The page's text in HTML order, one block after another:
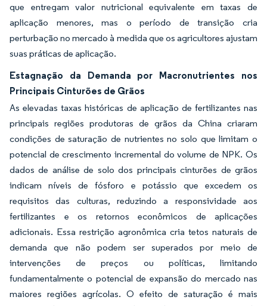
que entregam valor nutricional equivalente em taxas de
aplicação menores, mas o período de transição cria
perturbação no mercado à medida que os agricultores ajustam
suas práticas de aplicação.
Estagnação da Demanda por Macronutrientes nos
Principais Cinturões de Grãos
As elevadas taxas históricas de aplicação de fertilizantes nas
principais regiões produtoras de grãos da China criaram
condições de saturação de nutrientes no solo que limitam o
potencial de crescimento incremental do volume de NPK. Os
dados de análise de solo dos principais cinturões de grãos
indicam níveis de fósforo e potássio que excedem os
requisitos das culturas, reduzindo a responsividade aos
fertilizantes e os retornos econômicos de aplicações
adicionais. Essa restrição agronômica cria tetos naturais de
demanda que não podem ser superados por meio de
intervenções de preços ou políticas, limitando
fundamentalmente o potencial de expansão do mercado nas
maiores regiões agrícolas. O efeito de saturação é mais